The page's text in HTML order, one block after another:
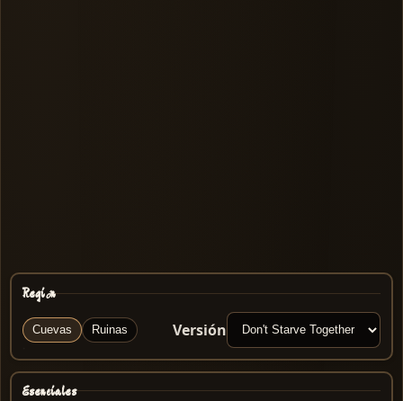
Región
Cuevas Ruinas Versión
Esenciales